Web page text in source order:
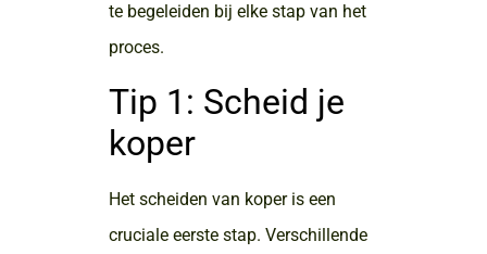
te begeleiden bij elke stap van het
proces.
Tip 1: Scheid je
koper
Het scheiden van koper is een
cruciale eerste stap. Verschillende